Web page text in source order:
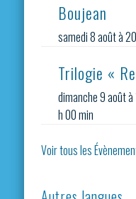
Boujean
samedi 8 août à
Trilogie «
dimanche 9 août
h 00 min
Voir tous les